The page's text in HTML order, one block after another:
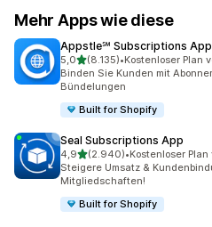
Mehr Apps wie diese
Appstle℠ Subscriptions App
5,0von 5 Sternen
(8.135)
8135 Rezensionen insgesamt
•Kostenloser Plan
Binden Sie Kunden mit
Bündelungen
Built for Shopify
Seal Subscriptions App
4,9von 5 Sternen
(2.940)
2940 Rezensionen insgesamt
•Kostenloser
Steigere Umsatz &
Mitgliedschaften!
Built for Shopify